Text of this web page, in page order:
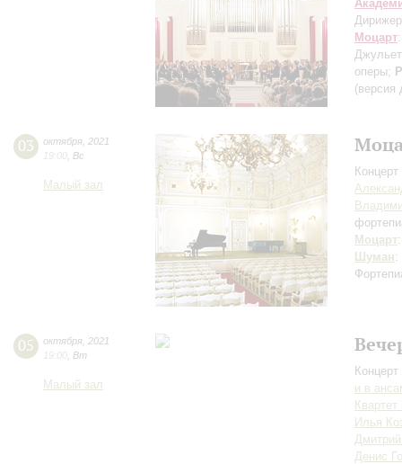
Моцарт
оперы;
(версия
03 октября 2021
19:00 Вс
Малый зал
Моцарт
Шуман:
05 октября 2021
19:00 Вт
Малый зал
и в
Илья
Денис